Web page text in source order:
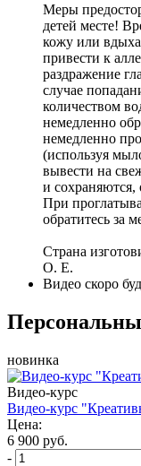
Меры
детей месте!
кожу или
привести к
раздражение
случае
количеством
немедленно
немедленно
(используя
вывести на
и
При
обратитесь за
Страна
О. Е.
Видео скоро
новинка
Видео-курс
Видео-курс
Цена:
6 900 руб.
-